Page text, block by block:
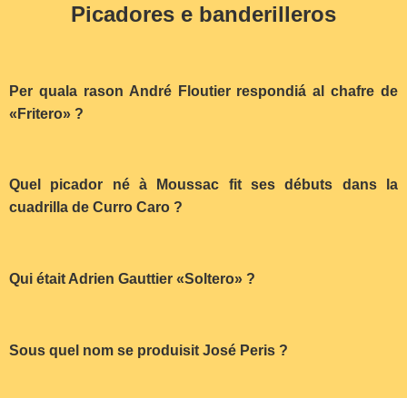
Picadores e banderilleros
Per quala rason André Floutier respondiá al chafre de
«Fritero» ?
Quel picador né à Moussac fit ses débuts dans la
cuadrilla de Curro Caro ?
Qui était Adrien Gauttier «Soltero» ?
Sous quel nom se produisit José Peris ?